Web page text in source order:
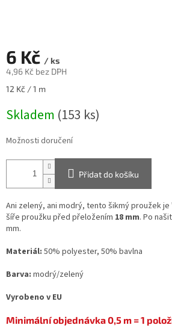
6 Kč / ks
4,96 Kč bez DPH
Měrná
12 Kč / 1 m
Skladem (153 ks)
Možnosti doručení
Přidat do košíku
Ani zelený, ani modrý, tento šikmý proužek
šíře proužku před přeložením 18 mm. Po
mm.
Materiál: 50% polyester, 50% bavlna
Barva: modrý/zelený
Vyrobeno v EU
Minimální objednávka 0,5 m = 1